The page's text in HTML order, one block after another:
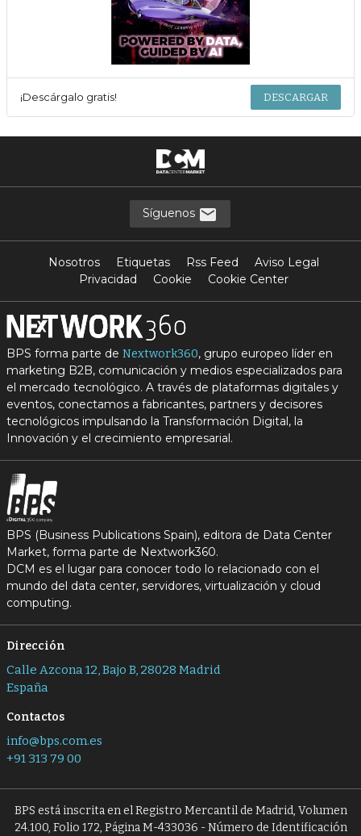
¡Descárgalo gratis! DESCARGAR
Síguenos
Nosotros Etiquetas Rss Feed
Aviso Legal
Privacidad
Cookie Cookie Center
BPS forma parte de Nextwork360, grupo europeo líder en
marketing B2B, comunicación y medios especializados para
el mercado tecnológico. A través de plataformas digitales y
eventos, conectamos a fabricantes, partners y decisores
tecnológicos impulsando la Transformación Digital, la
Innovación y el crecimiento empresarial.
BPS (Business Publications Spain), editora de Data Center
Market, forma parte de Nextwork360.
DCM es el lugar para conocer todo lo relacionado con el
mundo del data center, servidores, virtualización y cloud
computing.
Dirección
Calle Azcona 12, Bajo B, 28028 Madrid
España
Contactos
info@bps.com.es
+91 313 79 00
BPS está inscrita en el Registro Mercantil de Madrid, Volumen
24.100, Folio 172, Página M-433036 - Número de Identificación